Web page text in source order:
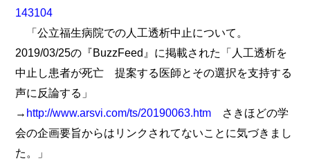
143104
「公立福生病院での人工透析中止について。
2019/03/25の『BuzzFeed』に掲載された「人工透析を
中止し患者が死亡 提案する医師とその選択を支持する
声に反論する」
→ http://www.arsvi.com/ts/20190063.htm さきほどの学
会の企画要旨からはリンクされてないことに気づきまし
た。」